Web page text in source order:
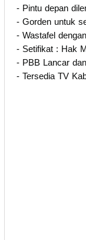
- Pintu depan
- Gorden untuk
- Wastafel
- Setifikat : Hak
- PBB Lancar
- Tersedia TV